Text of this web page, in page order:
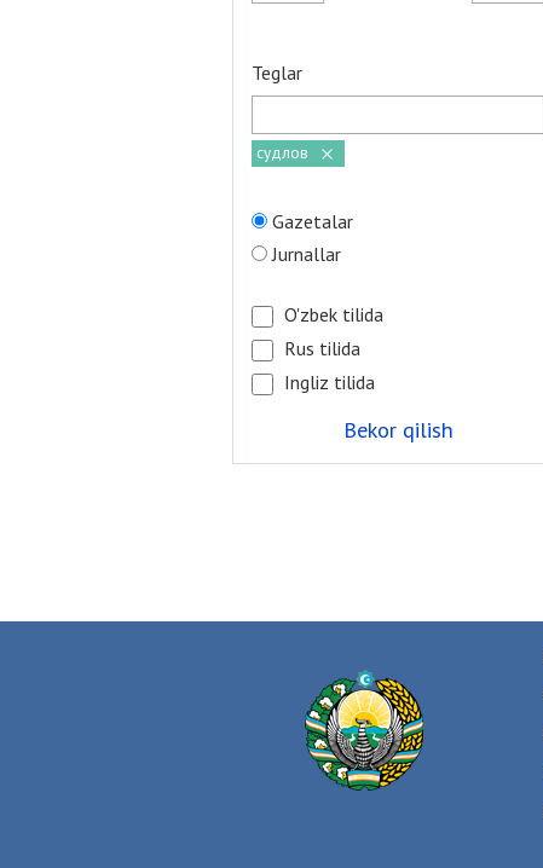
Teglar
судлов
Gazetalar
Jurnallar
O'zbek tilida
Rus tilida
Ingliz tilida
Bekor qilish